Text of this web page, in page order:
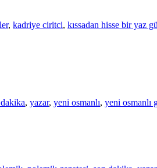
, kadriye ciritci, kıssadan hisse bir yaz
, yazar, yeni osmanlı, yeni osmanlı